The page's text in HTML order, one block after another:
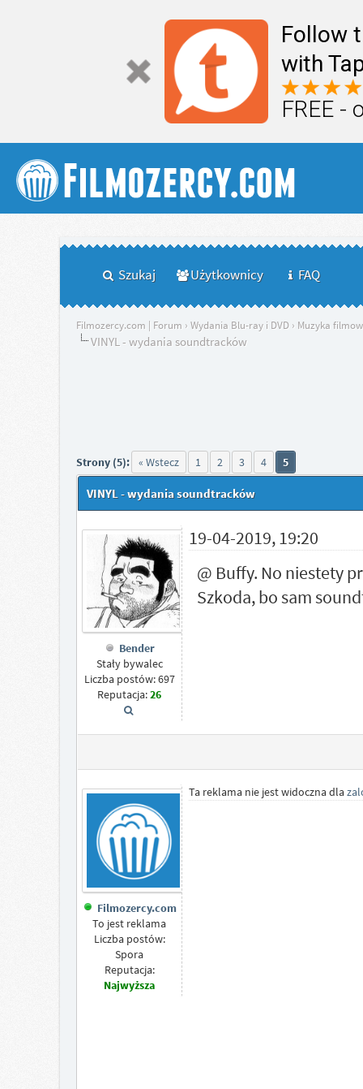
Follow
with
FREE -
Szukaj Użytkownicy FAQ
Filmozercy.com | Forum › Wydania Blu-ray i DVD› Muzyka
VINYL - wydania soundtracków
Strony (5): « Wstecz 1 2 3 4 5
VINYL - wydania soundtracków
Bender
Stały bywalec
Liczba postów: 697
Reputacja:26
19-04-2019, 19:20
@ Buffy. No niestety
Szkoda, bo sam
Filmozercy.com
To jest reklama
Liczba postów:
Spora
Reputacja:
Najwyższa
Ta reklama nie jest widoczna dla